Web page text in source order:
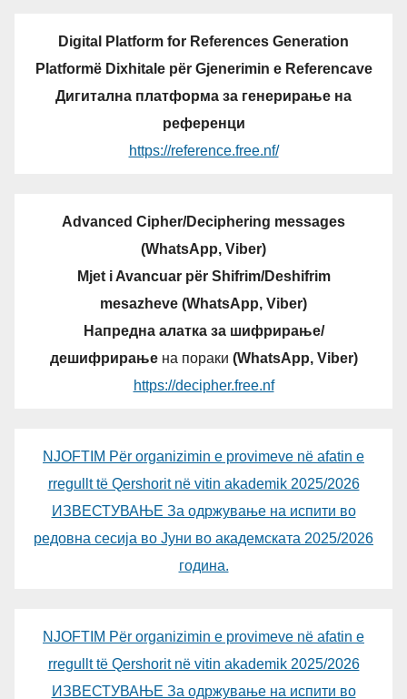
Digital Platform for References Generation
Platformë Dixhitale për Gjenerimin e Referencave
Дигитална платформа за генерирање на
референци
https://reference.free.nf/
Advanced Cipher/Deciphering messages
(WhatsApp, Viber)
Mjet i Avancuar për Shifrim/Deshifrim
mesazheve (WhatsApp, Viber)
Напредна алатка за шифрирање/
дешифрирањена пораки (WhatsApp, Viber)
https://decipher.free.nf
NJOFTIM Për organizimin e provimeve në afatin e
rregullt të Qershorit në vitin akademik 2025/2026
ИЗВЕСТУВАЊЕ За одржување на испити во
редовна сесија во Јуни во академската 2025/2026
година.
NJOFTIM Për organizimin e provimeve në afatin e
rregullt të Qershorit në vitin akademik 2025/2026
ИЗВЕСТУВАЊЕ За одржување на испити во